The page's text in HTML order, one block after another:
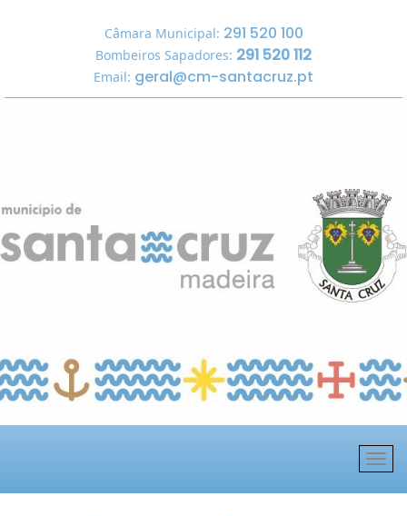
Câmara Municipal: 291 520 100
Bombeiros Sapadores: 291 520 112
Email: geral@cm-santacruz.pt